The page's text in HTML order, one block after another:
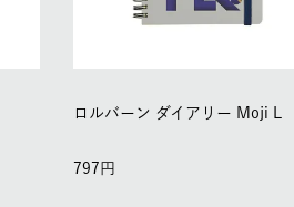
ロルバーン ダイアリー Moji L
797